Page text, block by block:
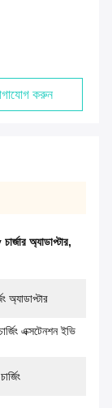
করুন
অ্যাডাপ্টার,
অ্যাডাপ্টার
এক্সটেনশন ইভি